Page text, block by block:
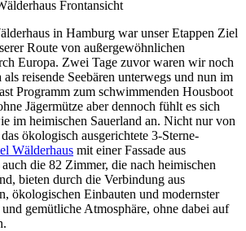
in Hamburg war unser Etappen Ziel
Route von außergewöhnlichen
Europa. Zwei Tage zuvor waren wir noch
reisende Seebären unterwegs und nun im
Programm zum schwimmenden Housboot
Jägermütze aber dennoch fühlt es sich
im heimischen Sauerland an. Nicht nur von
ökologisch ausgerichtete 3-Sterne-
Wälderhaus mit einer Fassade aus
die 82 Zimmer, die nach heimischen
bieten durch die Verbindung aus
ökologischen Einbauten und modernster
gemütliche Atmosphäre, ohne dabei auf